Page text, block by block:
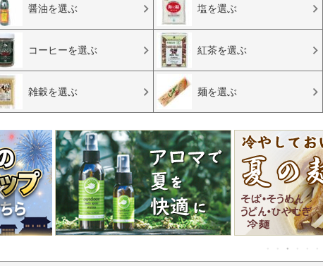
醤油を選ぶ 塩を選ぶ
コーヒーを選ぶ 紅茶を選ぶ
雑穀を選ぶ 麺を選ぶ